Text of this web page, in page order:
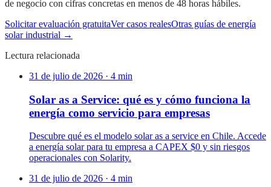
de negocio con cifras concretas en menos de 48 horas hábiles.
Solicitar evaluación gratuitaVer casos realesOtras guías de energía
solar industrial →
Lectura relacionada
31 de julio de 2026 · 4 min
Solar as a Service: qué es y cómo funciona la
energía como servicio para empresas
Descubre qué es el modelo solar as a service en Chile. Accede
a energía solar para tu empresa a CAPEX $0 y sin riesgos
operacionales con Solarity.
31 de julio de 2026 · 4 min